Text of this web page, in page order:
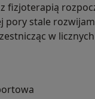
fizjoterapią
pory stale
w
wracać do